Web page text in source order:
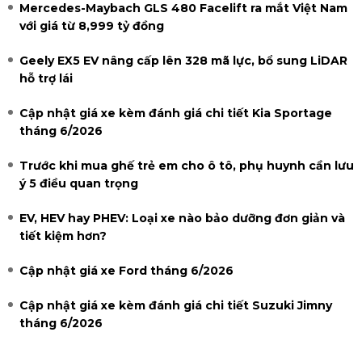
Mercedes-Maybach GLS 480 Facelift ra mắt Việt Nam
với giá từ 8,999 tỷ đồng
Geely EX5 EV nâng cấp lên 328 mã lực, bổ sung LiDAR
hỗ trợ lái
Cập nhật giá xe kèm đánh giá chi tiết Kia Sportage
tháng 6/2026
Trước khi mua ghế trẻ em cho ô tô, phụ huynh cần lưu
ý 5 điều quan trọng
EV, HEV hay PHEV: Loại xe nào bảo dưỡng đơn giản và
tiết kiệm hơn?
Cập nhật giá xe Ford tháng 6/2026
Cập nhật giá xe kèm đánh giá chi tiết Suzuki Jimny
tháng 6/2026